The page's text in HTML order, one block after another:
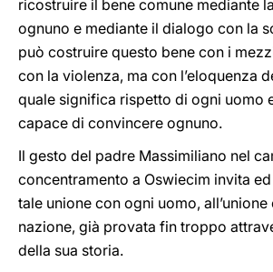
ricostruire il bene comune mediante
ognuno e mediante il dialogo con la
può costruire questo bene con i
con la violenza, ma con l’eloquenza
quale significa rispetto di ogni uomo
capace di convincere ognuno.
Il gesto del padre Massimiliano nel
concentramento a Oswiecim invita
tale unione con ogni uomo, all’unione
nazione, già provata fin troppo
della sua storia.